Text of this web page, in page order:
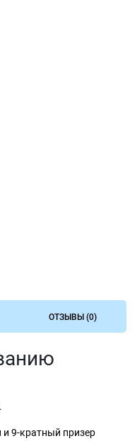
ОТЗЫВЫ (0)
и 9-кратный призер